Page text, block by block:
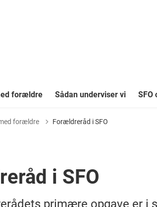
forældre Sådan underviser vi SFO
forældre Forældreråd i SFO
i SFO
primære opgave er i